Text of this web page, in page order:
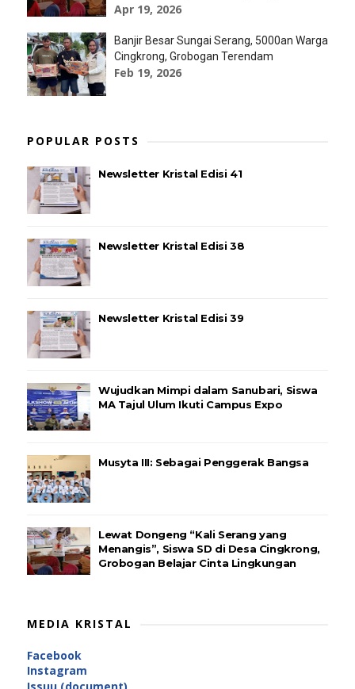
Apr 19, 2026
Banjir Besar Sungai Serang, 5000an Warga
Cingkrong, Grobogan Terendam
Feb 19, 2026
POPULAR POSTS
Newsletter Kristal Edisi 41
Newsletter Kristal Edisi 38
Newsletter Kristal Edisi 39
Wujudkan Mimpi dalam Sanubari, Siswa
MA Tajul Ulum Ikuti Campus Expo
Musyta III: Sebagai Penggerak Bangsa
Lewat Dongeng “Kali Serang yang
Menangis”, Siswa SD di Desa Cingkrong,
Grobogan Belajar Cinta Lingkungan
MEDIA KRISTAL
Facebook
Instagram